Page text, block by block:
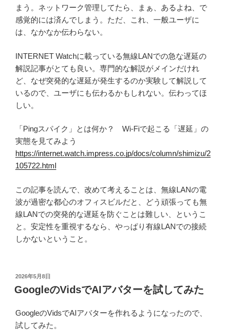
まう。ネットワーク管理してたら、まぁ、あるよね、で
感覚的には済んでしまう。ただ、これ、一般ユーザに
は、なかなか伝わらない。
INTERNET Watchに載っている無線LANでの急な遅延の
解説記事がとても良い。専門的な解説がメインだけれ
ど、なぜ突発的な遅延が発生するのか実験して解説して
いるので、ユーザにも伝わるかもしれない。伝わってほ
しい。
「Pingスパイク」とは何か？ Wi-Fiで起こる「遅延」の
実態を見てみよう
https://internet.watch.impress.co.jp/docs/column/shimizu/2
105722.html
この記事を読んで、改めて考えることは、無線LANの電
波が過密な都心のオフィスビルだと、どう頑張っても無
線LANでの突発的な遅延を防ぐことは難しい、というこ
と。安定性を重視するなら、やっぱり有線LANでの接続
しかないということ。
投
稿
日:
2026年5月8日
GoogleのVidsでAIアバターを試してみた
GoogleのVidsでAIアバターを作れるようになったので、
試してみた。